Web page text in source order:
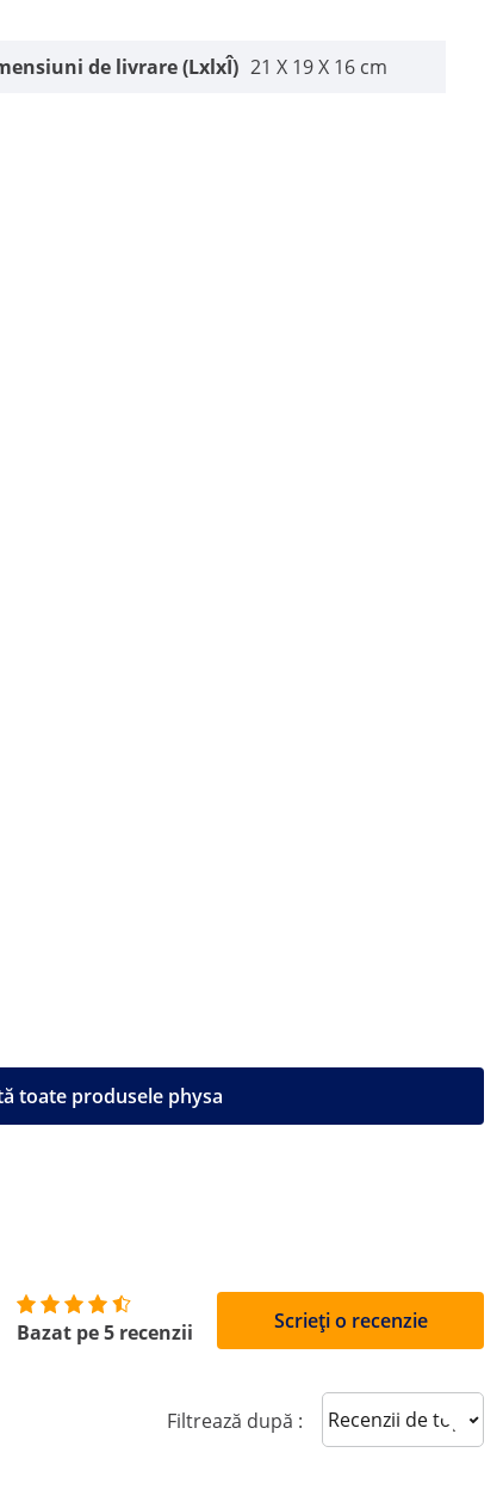
de livrare (LxlxÎ) 21 X 19 X 16 cm
toate produsele physa
Bazat pe 5 recenzii Scrieți o recenzie
Filtrează după : Sort reviews